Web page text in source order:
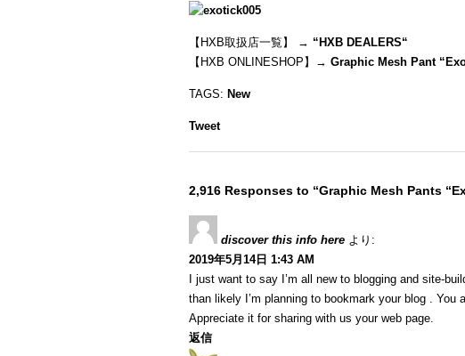
【HXB取扱店一覧】 → “ HXB DEALERS“
【HXB ONLINESHOP】→ Graphic Mesh Pant
TAGS: New
Tweet
2,916 Responses to “Graphic Mesh Pants
discover this info here より:
2019年5月14日 1:43 AM
I just want to say I’m all new to blogging and site-
than likely I’m planning to bookmark your blog . You
Appreciate it for sharing with us your web page.
返信